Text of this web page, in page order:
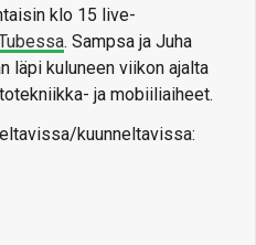
klo 15 live-
. Sampsa ja Juha
läpi kuluneen viikon ajalta
ja mobiiliaiheet.
kuunneltavissa: